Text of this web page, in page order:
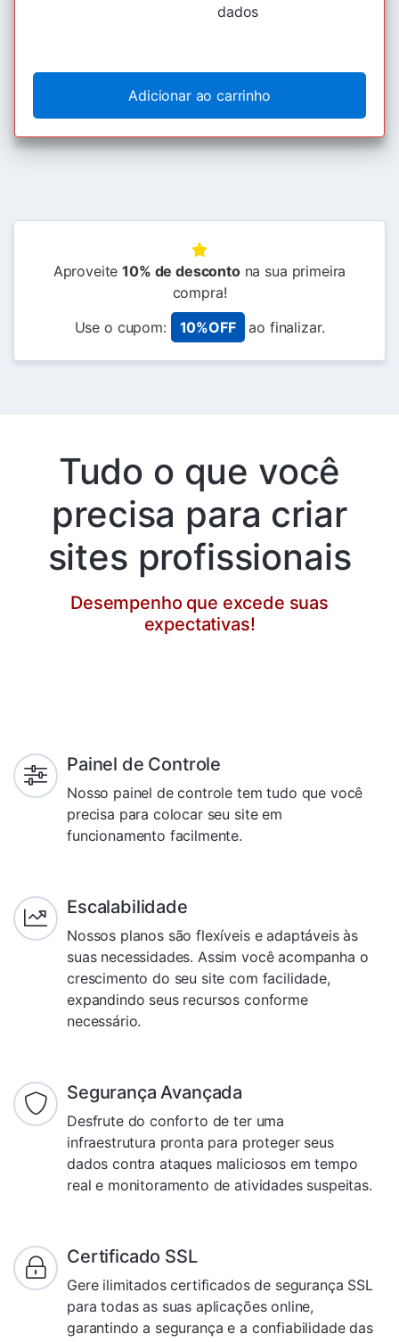
dados
Adicionar ao carrinho
Aproveite10% de descontona sua primeira
compra!
Use o cupom:
10%OFF ao finalizar.
Tudo o que você
precisa para criar
sites profissionais
Desempenho que excede suas
expectativas!
Painel de Controle
Nosso painel de controle tem tudo que você
precisa para colocar seu site em
funcionamento facilmente.
Escalabilidade
Nossos planos são flexíveis e adaptáveis às
suas necessidades. Assim você acompanha o
crescimento do seu site com facilidade,
expandindo seus recursos conforme
necessário.
Segurança Avançada
Desfrute do conforto de ter uma
infraestrutura pronta para proteger seus
dados contra ataques maliciosos em tempo
real e monitoramento de atividades suspeitas.
Certificado SSL
Gere ilimitados certificados de segurança SSL
para todas as suas aplicações online,
garantindo a segurança e a confiabilidade das